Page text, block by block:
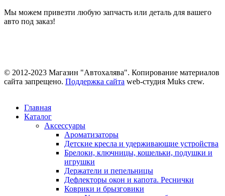
Мы можем привезти любую запчасть или деталь для вашего
авто под заказ!
© 2012-2023 Магазин "Автохалява". Копирование материалов
сайта запрещено. Поддержка сайта web-студия Muks crew.
Главная
Каталог
Аксессуары
Ароматизаторы
Детские кресла и удерживающие устройства
Брелоки, ключницы, кошельки, подушки и
игрушки
Держатели и пепельницы
Дефлекторы окон и капота. Реснички
Коврики и брызговики